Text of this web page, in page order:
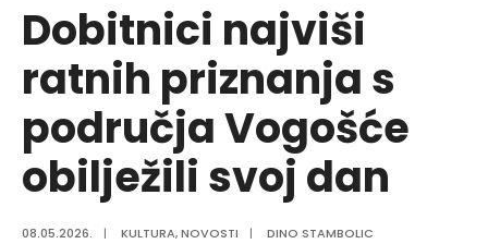
Dobitnici najviši
ratnih priznanja s
područja Vogošće
obilježili svoj dan
08.05.2026. | KULTURA,NOVOSTI | DINO STAMBOLIC